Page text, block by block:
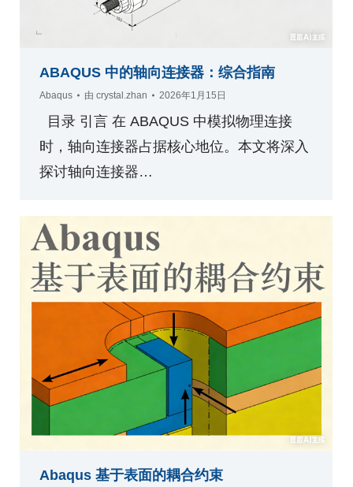
ABAQUS 中的轴向连接器：综合指南
Abaqus 由 crystal.zhan 2026年1月15日
目录 引言 在 ABAQUS 中模拟物理连接
时，轴向连接器占据核心地位。本文将深入
探讨轴向连接器…
Abaqus 基于表面的耦合约束